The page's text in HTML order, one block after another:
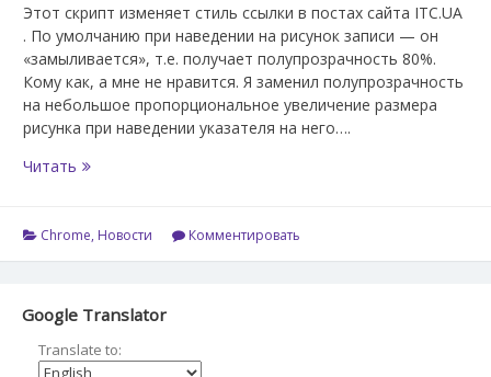
Этот скрипт изменяет стиль ссылки в постах сайта ITC.UA
. По умолчанию при наведении на рисунок записи — он
«замыливается», т.е. получает полупрозрачность 80%.
Кому как, а мне не нравится. Я заменил полупрозрачность
на небольшое пропорциональное увеличение размера
рисунка при наведении указателя на него….
Читать ITC.UA
для
Chrome
Chrome, Новости Комментировать
Google Translator
Translate to: